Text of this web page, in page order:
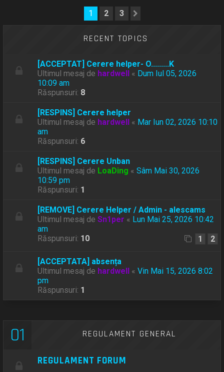
1 2 3
RECENT TOPICS
[ACCEPTAT] Cerere helper- O.........K
Ultimul mesaj de hardwell « Dum Iul 05, 2026
10:09 am
Răspunsuri: 8
[RESPINS] Cerere helper
Ultimul mesaj de hardwell « Mar Iun 02, 2026 10:10
am
Răspunsuri: 6
[RESPINS] Cerere Unban
Ultimul mesaj de LoaDing «Sâm Mai 30, 2026
10:59 pm
Răspunsuri: 1
[REMOVE] Cerere Helper / Admin - alescams
Ultimul mesaj deSn1per « Lun Mai 25, 2026 10:42
am
Răspunsuri: 10 1 2
[ACCEPTATA] absența
Ultimul mesaj de hardwell «Vin Mai 15, 2026 8:02
pm
Răspunsuri: 1
01 REGULAMENT GENERAL
REGULAMENT FORUM